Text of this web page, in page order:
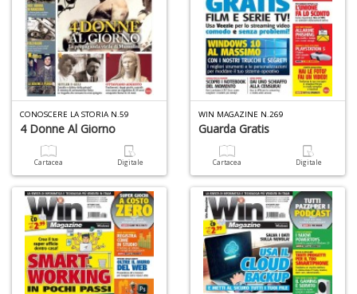
CONOSCERE LA STORIA N.59
4 Donne Al Giorno
Cartacea Digitale
WIN MAGAZINE N.269
Guarda Gratis
Cartacea Digitale